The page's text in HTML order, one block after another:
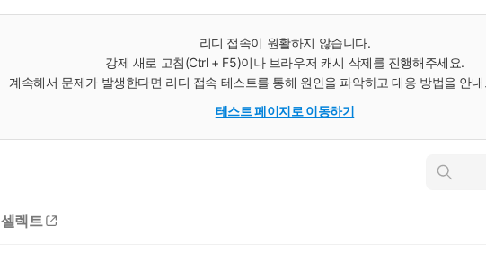
리디 접속이 원활하지 않습니다.
강제 새로 고침(Ctrl + F5)이나 브라우저 캐시 삭제를 진행해주세요.
계속해서 문제가 발생한다면 리디 접속 테스트를 통해 원인을 파악하고 대응 방법을 안
테스트 페이지로 이동하기
인
셀렉트